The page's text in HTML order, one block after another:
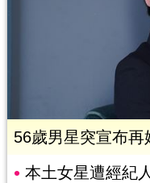
56歲男星突宣布
本土女星遭經紀